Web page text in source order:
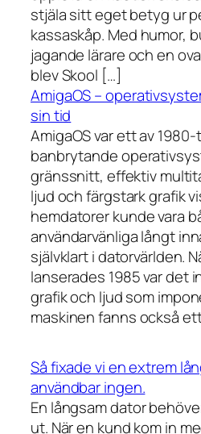
stjäla sitt eget betyg ur
kassaskåp. Med humor,
jagande lärare och en
blev Skool […]
AmigaOS –
sin tid
AmigaOS var ett av
banbrytande
gränssnitt, effektiv
ljud och färgstark grafik
hemdatorer kunde vara
användarvänliga långt
självklart i datorvärlden.
lanserades 1985 var det
grafik och ljud som
maskinen fanns också
Så fixade vi en extrem
användbar ingen.
En långsam dator
ut. När en kund kom in